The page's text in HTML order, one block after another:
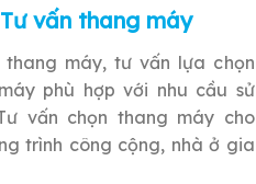
Tư vấn thang máy
thang máy, tư vấn lựa chọn
phù hợp với nhu cầu sử
vấn chọn thang máy cho
trình công cộng, nhà ở gia